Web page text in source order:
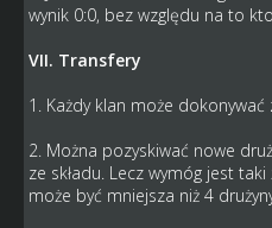
wynik 0:0, bez względu na to
VII. Transfery
1. Każdy klan może dokonywać
2. Można pozyskiwać nowe
ze składu. Lecz wymóg jest
może być mniejsza niż 4